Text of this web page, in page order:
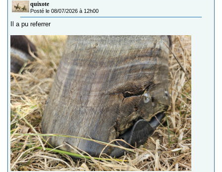
quixote
Posté le 08/07/2026 à 12h00
Il a pu referrer